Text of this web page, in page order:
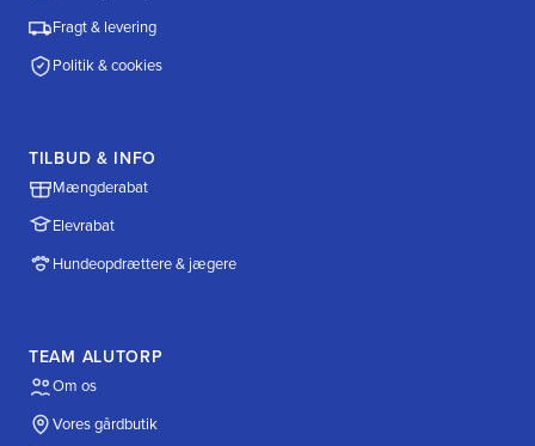
Fragt & levering
Politik & cookies
TILBUD & INFO
Mængderabat
Elevrabat
Hundeopdrættere & jægere
TEAM ALUTORP
Om os
Vores gårdbutik